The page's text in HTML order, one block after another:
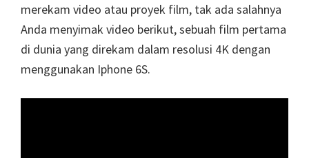
merekam video atau proyek film, tak ada salahnya
Anda menyimak video berikut, sebuah film pertama
di dunia yang direkam dalam resolusi 4K dengan
menggunakan Iphone 6S.